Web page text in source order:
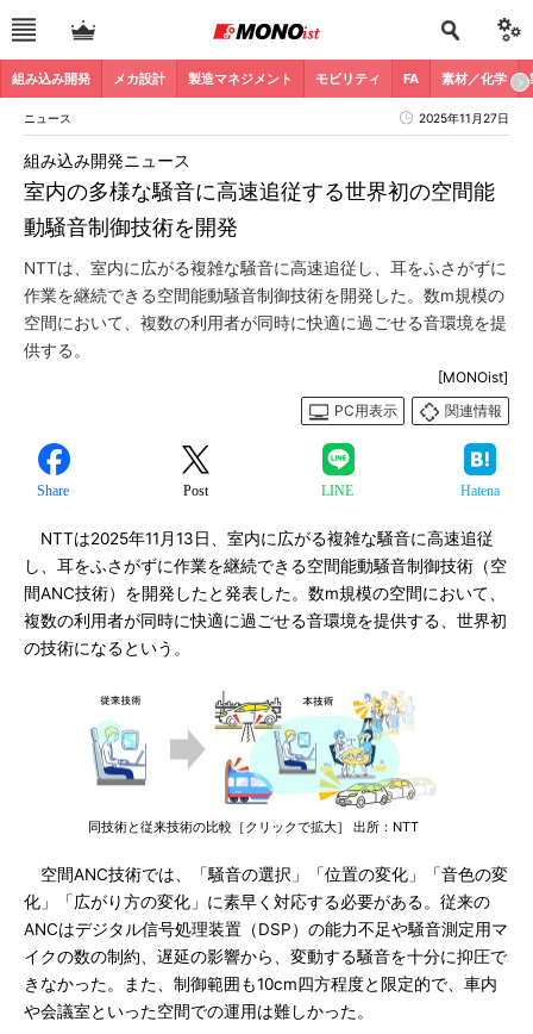
組み込み開発 メカ設計 製造マネジメント モビリティ FA 素材／化学
ニュース 2025年11月27日
室内の多様な騒音に高速追従する世界初の空間能
動騒音制御技術を開発
組み込み開発ニュース
NTTは、室内に広がる複雑な騒音に高速追従し、耳をふさがずに
作業を継続できる空間能動騒音制御技術を開発した。数m規模の
空間において、複数の利用者が同時に快適に過ごせる音環境を提
供する。
[MONOist]
PC用表示
関連情報
Share Post LINE Hatena
NTTは2025年11月13日、室内に広がる複雑な騒音に高速追従
し、耳をふさがずに作業を継続できる空間能動騒音制御技術（空
間ANC技術）を開発したと発表した。数m規模の空間において、
複数の利用者が同時に快適に過ごせる音環境を提供する、世界初
の技術になるという。
同技術と従来技術の比較［クリックで拡大］ 出所：NTT
空間ANC技術では、「騒音の選択」「位置の変化」「音色の変
化」「広がり方の変化」に素早く対応する必要がある。従来の
ANCはデジタル信号処理装置（DSP）の能力不足や騒音測定用マ
イクの数の制約、遅延の影響から、変動する騒音を十分に抑圧で
きなかった。また、制御範囲も10cm四方程度と限定的で、車内
や会議室といった空間での運用は難しかった。